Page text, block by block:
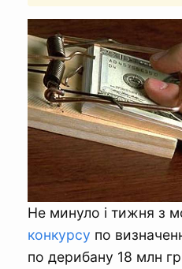
Не минуло і тижня з
конкурсу по
по дерибану 18 млн